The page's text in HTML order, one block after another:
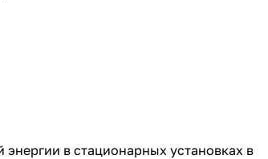
в стационарных установках в